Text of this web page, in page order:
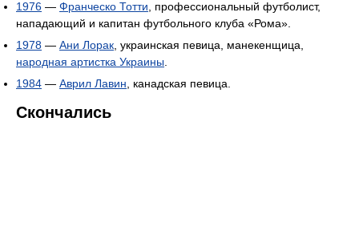
1976 — Франческо Тотти , профессиональный футболист,
нападающий и капитан футбольного клуба «Рома».
1978 — Ани Лорак , украинская певица, манекенщица,
народная артистка Украины
1984 — Аврил Лавин , канадская певица.
Скончались